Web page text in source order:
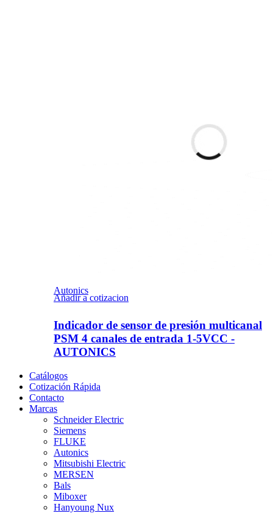
Autonics
Añadir a cotizacion
Indicador de sensor de presión multicanal
PSM 4 canales de entrada 1-5VCC -
AUTONICS
Catálogos
Cotización Rápida
Contacto
Marcas
Schneider Electric
Siemens
FLUKE
Autonics
Mitsubishi Electric
MERSEN
Bals
Miboxer
Hanyoung Nux